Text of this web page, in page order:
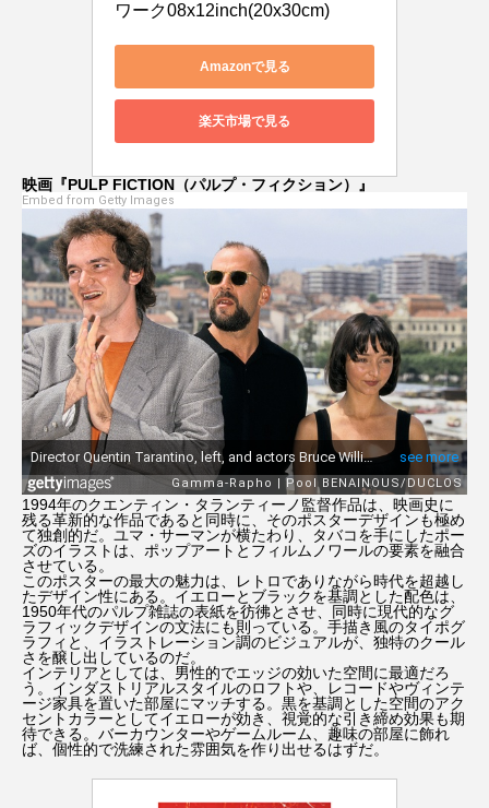
ワーク08x12inch(20x30cm)
Amazonで見る
楽天市場で見る
映画『PULP FICTION（パルプ・フィクション）』
Embed from Getty Images
1994年のクエンティン・タランティーノ監督作品は、映画史に
残る革新的な作品であると同時に、そのポスターデザインも極め
て独創的だ。ユマ・サーマンが横たわり、タバコを手にしたポー
ズのイラストは、ポップアートとフィルムノワールの要素を融合
させている。
このポスターの最大の魅力は、レトロでありながら時代を超越し
たデザイン性にある。イエローとブラックを基調とした配色は、
1950年代のパルプ雑誌の表紙を彷彿とさせ、同時に現代的なグ
ラフィックデザインの文法にも則っている。手描き風のタイポグ
ラフィと、イラストレーション調のビジュアルが、独特のクール
さを醸し出しているのだ。
インテリアとしては、男性的でエッジの効いた空間に最適だろ
う。インダストリアルスタイルのロフトや、レコードやヴィンテ
ージ家具を置いた部屋にマッチする。黒を基調とした空間のアク
セントカラーとしてイエローが効き、視覚的な引き締め効果も期
待できる。バーカウンターやゲームルーム、趣味の部屋に飾れ
ば、個性的で洗練された雰囲気を作り出せるはずだ。